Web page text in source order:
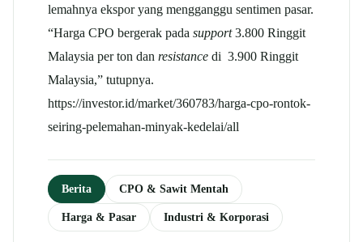
lemahnya ekspor yang mengganggu sentimen pasar.
“Harga CPO bergerak pada support3.800 Ringgit
Malaysia per ton dan resistance di 3.900 Ringgit
Malaysia,” tutupnya.
https://investor.id/market/360783/harga-cpo-rontok-
seiring-pelemahan-minyak-kedelai/all
Berita CPO & Sawit Mentah
Harga & Pasar Industri & Korporasi